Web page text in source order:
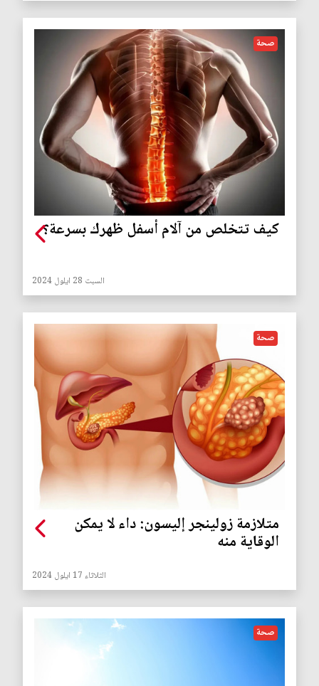
صحة
كيف تتخلص من آلام أسفل ظهرك بسرعة؟
السبت 28 ايلول 2024
صحة
متلازمة زولينجر إليسون: داء لا يمكن
الوقاية منه
الثلاثاء 17 ايلول 2024
صحة